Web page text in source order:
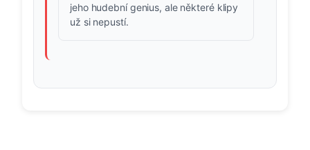
jeho hudební genius, ale některé klipy
už si nepustí.